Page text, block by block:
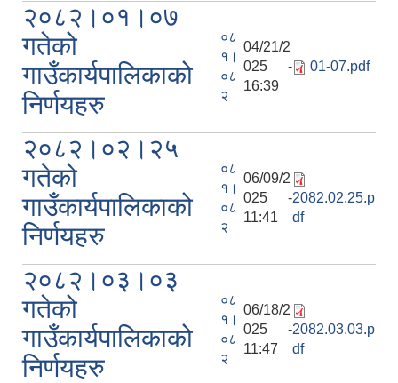
२०८२।०१।०७
गतेको
गाउँकार्यपालिकाको
निर्णयहरु
०८
१।
०८
२
04/21/2
025 -
16:39
01-07.pdf
२०८२।०२।२५
गतेको
गाउँकार्यपालिकाको
निर्णयहरु
०८
१।
०८
२
06/09/2
025 -
11:41
2082.02.25.p
df
२०८२।०३।०३
गतेको
गाउँकार्यपालिकाको
निर्णयहरु
०८
१।
०८
२
06/18/2
025 -
11:47
2082.03.03.p
df